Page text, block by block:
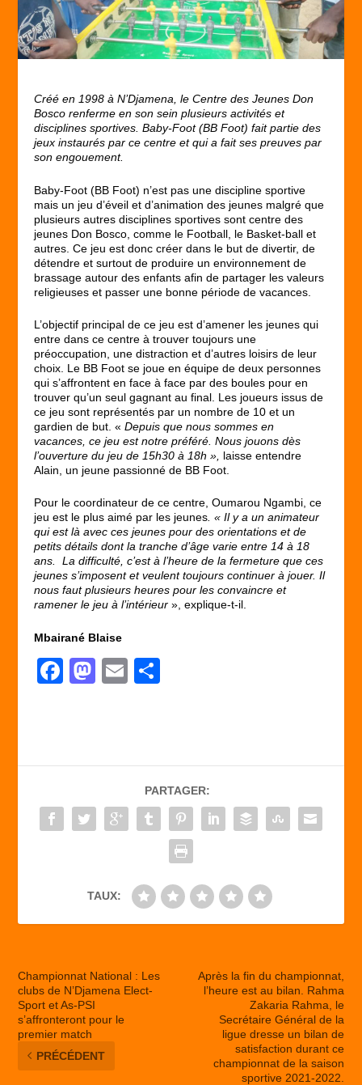
Créé en 1998 à N’Djamena, le Centre des Jeunes Don
Bosco renferme en son sein plusieurs activités et
disciplines sportives. Baby-Foot (BB Foot) fait partie des
jeux instaurés par ce centre et qui a fait ses preuves par
son engouement.
Baby-Foot (BB Foot) n’est pas une discipline sportive
mais un jeu d’éveil et d’animation des jeunes malgré que
plusieurs autres disciplines sportives sont centre des
jeunes Don Bosco, comme le Football, le Basket-ball et
autres. Ce jeu est donc créer dans le but de divertir, de
détendre et surtout de produire un environnement de
brassage autour des enfants afin de partager les valeurs
religieuses et passer une bonne période de vacances.
L’objectif principal de ce jeu est d’amener les jeunes qui
entre dans ce centre à trouver toujours une
préoccupation, une distraction et d’autres loisirs de leur
choix. Le BB Foot se joue en équipe de deux personnes
qui s’affrontent en face à face par des boules pour en
trouver qu’un seul gagnant au final. Les joueurs issus de
ce jeu sont représentés par un nombre de 10 et un
gardien de but. «Depuis que nous sommes en
vacances, ce jeu est notre préféré. Nous jouons dès
l’ouverture du jeu de 15h30 à 18h », laisse entendre
Alain, un jeune passionné de BB Foot.
Pour le coordinateur de ce centre, Oumarou Ngambi, ce
jeu est le plus aimé par les jeunes. « Il y a un animateur
qui est là avec ces jeunes pour des orientations et de
petits détails dont la tranche d’âge varie entre 14 à 18
ans. La difficulté, c’est à l’heure de la fermeture que ces
jeunes s’imposent et veulent toujours continuer à jouer. Il
nous faut plusieurs heures pour les convaincre et
ramener le jeu à l’intérieur », explique-t-il.
Mbairané Blaise
F
b
o
o
M
d
o
n
E
er
PARTAGER:
TAUX:
Championnat National : Les
clubs de N’Djamena Elect-
Sport et As-PSI
s’affronteront pour le
premier match
PRÉCÉDENT
Après la fin du championnat,
l’heure est au bilan. Rahma
Zakaria Rahma, le
Secrétaire Général de la
ligue dresse un bilan de
satisfaction durant ce
championnat de la saison
sportive 2021-2022.